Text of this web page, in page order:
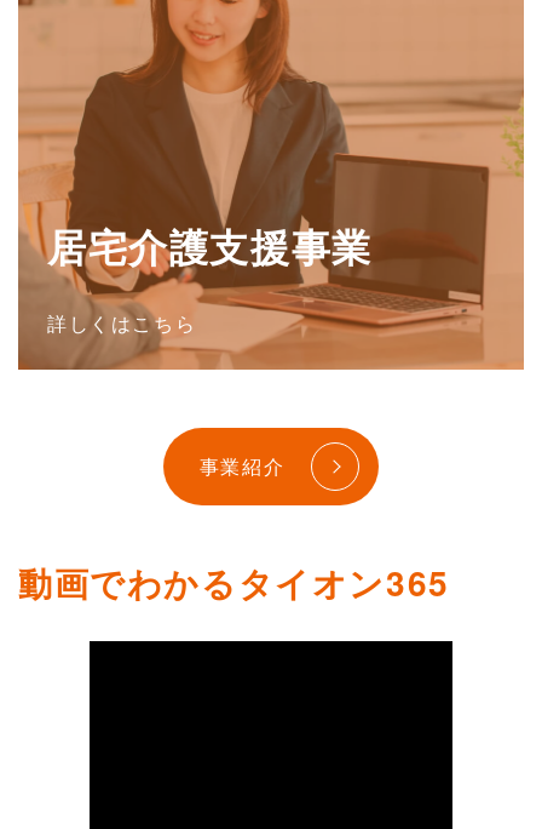
詳しくはこちら（この上で鉛筆マークをクリック -
居宅介護支援事業
詳しくはこちら
事業紹介
動画でわかるタイオン365